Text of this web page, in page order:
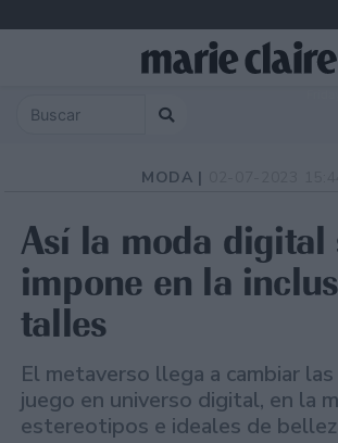
MODA |
Así la moda digital
impone en la
talles
El metaverso llega a cambiar
juego en universo digital, en la
estereotipos e ideales de